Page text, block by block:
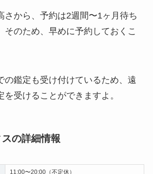
さから、予約は2週間〜1ヶ月待ち
そのため、早めに予約しておくこ
の鑑定も受け付けているため、遠
を受けることができますよ。
の詳細情報
11:00〜20:00（不定休）